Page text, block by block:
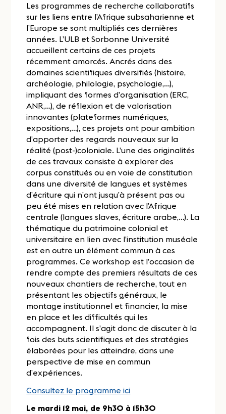
Les programmes de recherche collaboratifs
sur les liens entre l’Afrique subsaharienne et
l’Europe se sont multipliés ces dernières
années. L’ULB et Sorbonne Université
accueillent certains de ces projets
récemment amorcés. Ancrés dans des
domaines scientifiques diversifiés (histoire,
archéologie, philologie, psychologie,…),
impliquant des formes d’organisation (ERC,
ANR,…), de réflexion et de valorisation
innovantes (plateformes numériques,
expositions,…), ces projets ont pour ambition
d’apporter des regards nouveaux sur la
réalité (post-)coloniale. L’une des originalités
de ces travaux consiste à explorer des
corpus constitués ou en voie de constitution
dans une diversité de langues et systèmes
d’écriture qui n’ont jusqu’à présent pas ou
peu été mises en relation avec l’Afrique
centrale (langues slaves, écriture arabe,…). La
thématique du patrimoine colonial et
universitaire en lien avec l’institution muséale
est en outre un élément commun à ces
programmes. Ce workshop est l’occasion de
rendre compte des premiers résultats de ces
nouveaux chantiers de recherche, tout en
présentant les objectifs généraux, le
montage institutionnel et financier, la mise
en place et les difficultés qui les
accompagnent. Il s’agit donc de discuter à la
fois des buts scientifiques et des stratégies
élaborées pour les atteindre, dans une
perspective de mise en commun
d’expériences.
Consultez le programme ici
Le mardi 12 mai, de 9h30 à 15h30